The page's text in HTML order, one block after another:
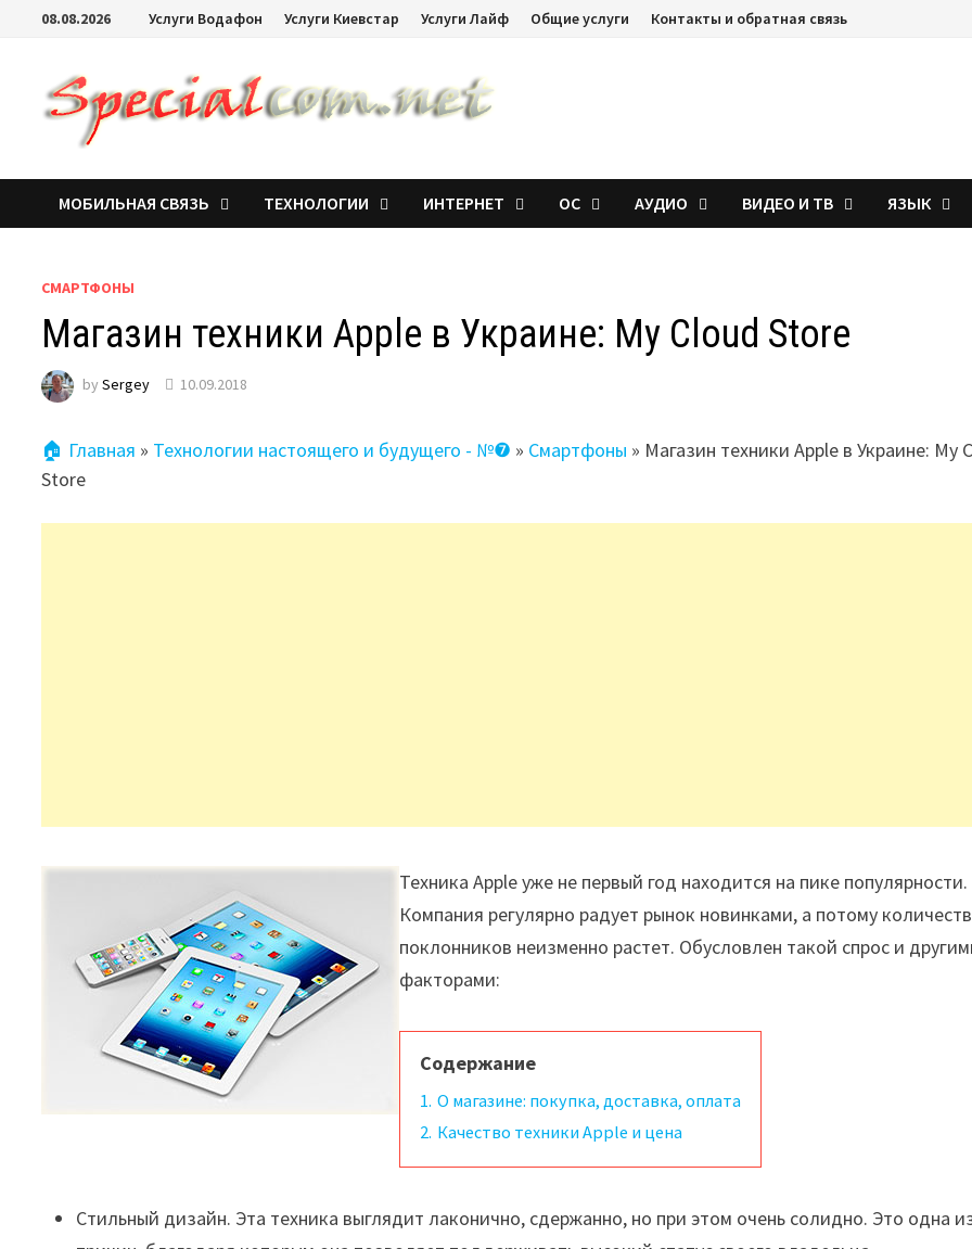
08.08.2026 Услуги Водафон Услуги Киевстар Услуги Лайф Общие услуги Контакты и обратная связь
МОБИЛЬНАЯ СВЯЗЬ ТЕХНОЛОГИИ ИНТЕРНЕТ ОС АУДИО ВИДЕО И ТВ ЯЗЫК
СМАРТФОНЫ
Магазин техники Apple в Украине: My Cloud Store
bySergey 10.09.2018
🏠 Главная » Технологии настоящего и будущего - №❼ » Смартфоны » Магазин техники Apple в Украине: My
Store
Техника Apple уже не первый год находится на пике популярности.
Компания регулярно радует рынок новинками, а потому
поклонников неизменно растет. Обусловлен такой спрос и
факторами:
Содержание
1. О магазине: покупка, доставка, оплата
2. Качество техники Apple и цена
Стильный дизайн. Эта техника выглядит лаконично, сдержанно, но при этом очень солидно. Это одна